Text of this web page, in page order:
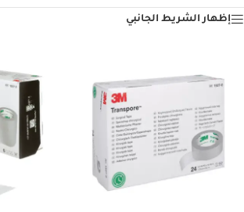
إظهار الشريط الجانبي